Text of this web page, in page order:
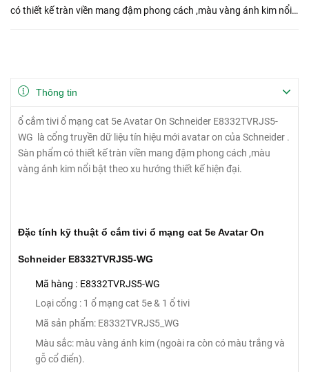
có thiết kế tràn viền mang đậm phong cách ,màu vàng ánh kim nổi
Thông tin
ổ cắm tivi ổ mạng cat 5e Avatar On Schneider E8332TVRJS5-
WG là cổng truyền dữ liệu tín hiệu mới avatar on của Schneider .
Sàn phẩm có thiết kế tràn viền mang đậm phong cách ,màu
vàng ánh kim nổi bật theo xu hướng thiết kế hiện đại.
Đặc tính kỹ thuật ổ cắm tivi ổ mạng cat 5e Avatar On
Schneider E8332TVRJS5-WG
Mã hàng : E8332TVRJS5-WG
Loại cổng : 1 ổ mạng cat 5e & 1 ổ tivi
Mã sản phẩm: E8332TVRJS5_WG
Màu sắc: màu vàng ánh kim (ngoài ra còn có màu trắng và
gỗ cổ điển).